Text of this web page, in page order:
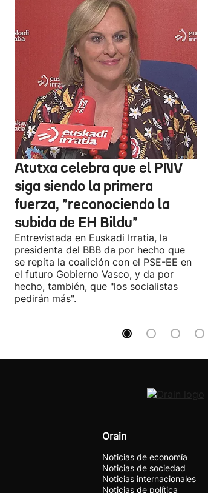
Atutxa celebra que el PNV
siga siendo la primera
fuerza, "reconociendo la
subida de EH Bildu"
Entrevistada en Euskadi Irratia, la
presidenta del BBB da por hecho que
se repita la coalición con el PSE-EE en
el futuro Gobierno Vasco, y da por
hecho, también, que "los socialistas
pedirán más".
Orain
Noticias de economía
Noticias de sociedad
Noticias internacionales
Noticias de política